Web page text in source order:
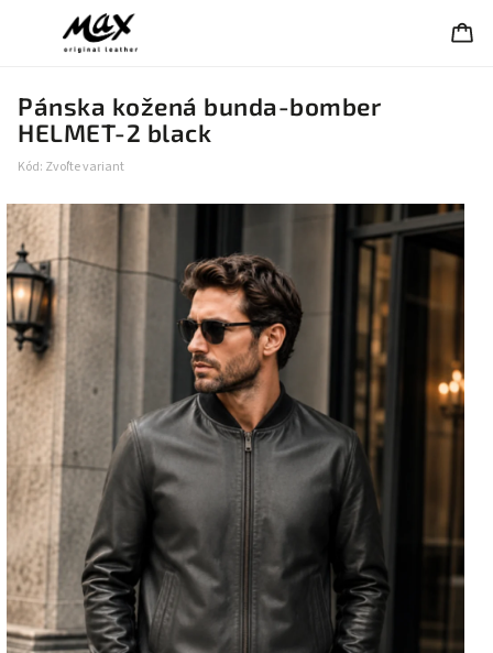
Pánska kožená bunda-bomber
HELMET-2 black
Kód: Zvoľte variant